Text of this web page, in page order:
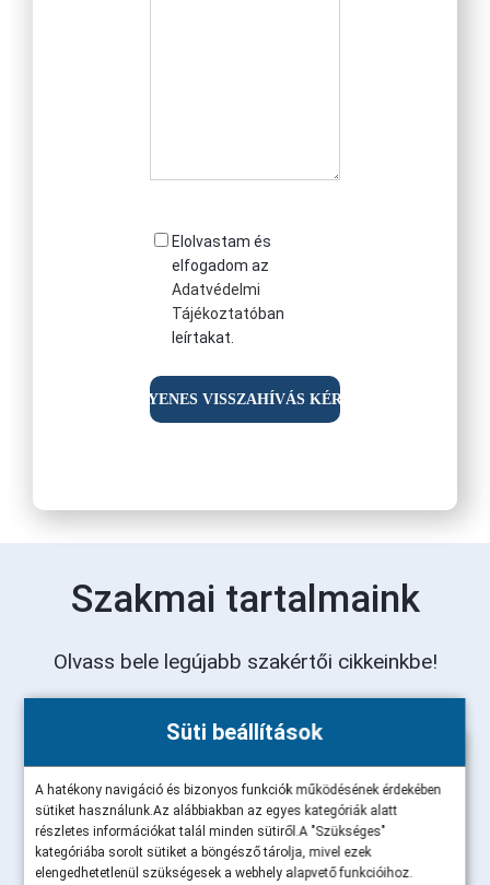
Süti beállítások
A hatékony navigáció és bizonyos funkciók működésének érdekében
sütiket használunk.Az alábbiakban az egyes kategóriák alatt
részletes információkat talál minden sütiről.A "Szükséges"
kategóriába sorolt sütiket a böngésző tárolja, mivel ezek
elengedhetetlenül szükségesek a webhely alapvető funkcióihoz.
Consent
Elolvastam és
elfogadom az
Adatvédelmi
Tájékoztatóban
leírtakat.
Szakmai tartalmaink
Olvass bele legújabb szakértői cikkeinkbe!